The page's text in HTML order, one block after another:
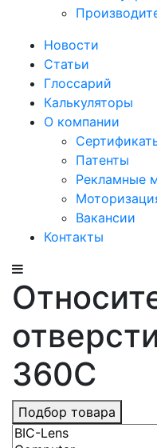
Новости
Статьи
Глоссарий
Калькуляторы
О компании
Патенты
Рекламные
Вакансии
Контакты
360C
Подбор товара